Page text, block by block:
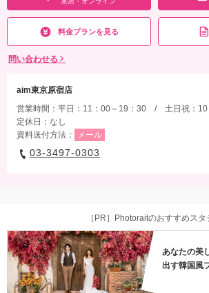
料金プランを見る
問い合わせる
aim東京原宿店
営業時間：平日：11：00～19：30 / 土日祝：10
定休日：なし
資料送付方法：
メール
03-3497-0303
［PR］Photoraitのおすすめスタ
あなたの美
出す韓国風